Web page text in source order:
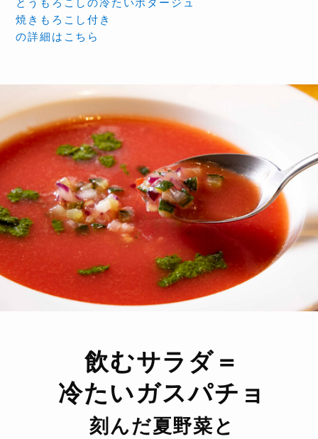
とうもろこしの冷たいポタージュ
焼きもろこし付き
の詳細はこちら
飲むサラダ＝
冷たいガスパチョ
刻んだ夏野菜と